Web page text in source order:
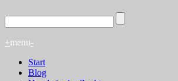
+menu-
Start
Blog